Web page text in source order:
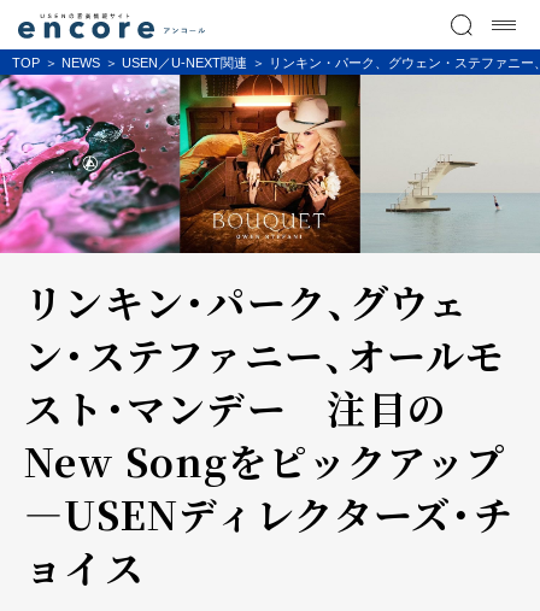
TOP NEWS USEN／U-NEXT関連 リンキン・パーク、グウェン・ステファニ
リンキン・パーク、グウェ
ン・ステファニー、オールモ
スト・マンデー 注目の
New Songをピックアップ
―USENディレクターズ・チ
ョイス